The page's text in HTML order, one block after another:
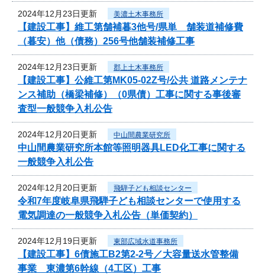
2024年12月23日更新 美濃土木事務所
【建設工事】維工第舗補暮3他号/県単 舗装道補修費
（暮安）他（債務）256号他舗装補修工事
2024年12月23日更新 郡上土木事務所
【建設工事】公維工第MK05-02Z号/公共 道路メンテナ
ンス補助（橋梁補修）（0県債）工事に関する事後審
査型一般競争入札公告
2024年12月20日更新 中山間農業研究所
中山間農業研究所本館等照明器具LED化工事に関する
一般競争入札公告
2024年12月20日更新 飛騨子ども相談センター
令和7年度岐阜県飛騨子ども相談センターで使用する
電気調達の一般競争入札公告（単価契約）
2024年12月19日更新 東部広域水道事務所
【建設工事】6債施工B2第2-2号／大容量送水管整備
事業 東濃第6幹線（4工区）工事